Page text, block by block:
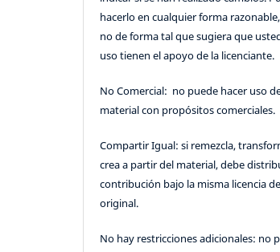
hacerlo en cualquier forma
no de forma tal que sugiera que
uso tienen el apoyo de la licenciante.
No Comercial: no puede hacer uso
material con propósitos comerciales.
Compartir Igual: si remezcla,
crea a partir del material, debe
contribución bajo la misma licencia
original.
No hay restricciones adicionales: no